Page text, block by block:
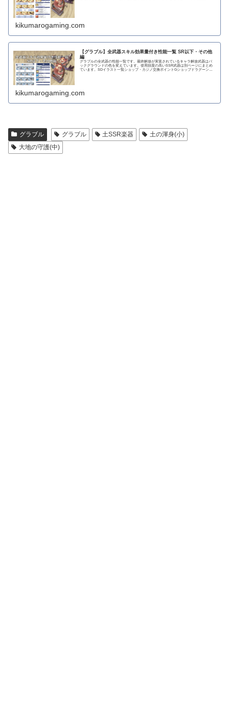
kikumarogaming.com
【グラブル】全武器スキル効果量付き性能一覧 SR以下・その他
編
グラブルの全武器の性能一覧です。最終解放が実装されているキャラ解放武器はバ
ックグラウンドの色を変えています。使用頻度の高いSSR武器は別ページにまとめ
ています。SDイラスト一覧ショップ・カジノ交換ポイントGショップドラグーンラ
kikumarogaming.com
グラブル グラブル 土SSR楽器
土の渾身(小)
大地の守護(中)